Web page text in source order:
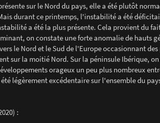
sur le Nord du pays, elle a été plutôt
durant ce printemps, l'instabilité a été
a été la plus présente. Cela provient du
on constate une forte anomalie de hauts
le Nord et le Sud de l'Europe occasionnant
sur la moitié Nord. Sur la péninsule Ibérique,
orageux un peu plus nombreux
légèrement excédentaire sur l'ensemble du
: